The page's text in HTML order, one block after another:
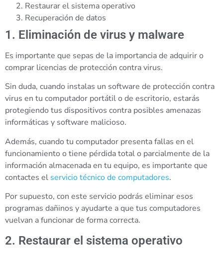
Restaurar el sistema operativo
Recuperación de datos
1. Eliminación de virus y malware
Es importante que sepas de la importancia de adquirir o
comprar licencias de protección contra virus.
Sin duda, cuando instalas un software de protección contra
virus en tu computador portátil o de escritorio, estarás
protegiendo tus dispositivos contra posibles amenazas
informáticas y software malicioso.
Además, cuando tu computador presenta fallas en el
funcionamiento o tiene pérdida total o parcialmente de la
información almacenada en tu equipo, es importante que
contactes el servicio técnico de computadores.
Por supuesto, con este servicio podrás eliminar esos
programas dañinos y ayudarte a que tus computadores
vuelvan a funcionar de forma correcta.
2. Restaurar el sistema operativo